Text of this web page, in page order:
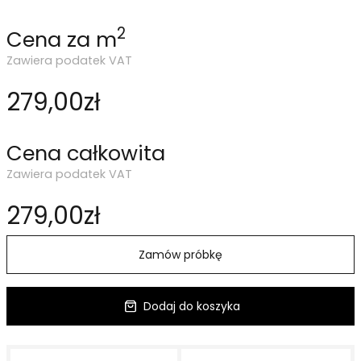
Cena za m2
Zawiera podatek VAT
279,00zł
Cena całkowita
Zawiera podatek VAT
279,00zł
Zamów próbkę
Dodaj do koszyka